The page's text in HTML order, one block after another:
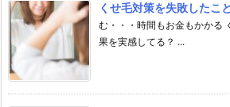
くせ毛対策を失敗したこ
む・・・時間もお金もかかる
果を実感してる？ ...